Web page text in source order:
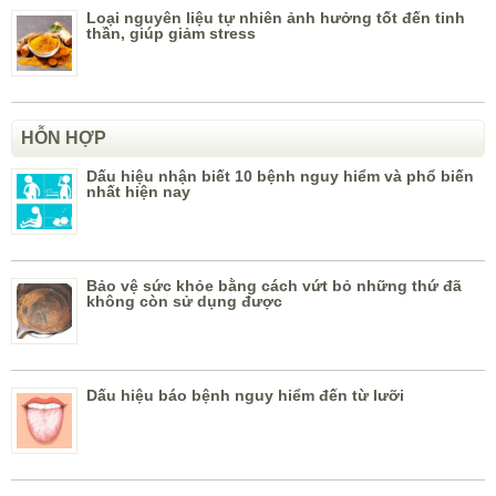
Loại nguyên liệu tự nhiên ảnh hưởng tốt đến tinh
thần, giúp giảm stress
HỖN HỢP
Dấu hiệu nhận biết 10 bệnh nguy hiểm và phổ biến
nhất hiện nay
Bảo vệ sức khỏe bằng cách vứt bỏ những thứ đã
không còn sử dụng được
Dấu hiệu báo bệnh nguy hiểm đến từ lưỡi